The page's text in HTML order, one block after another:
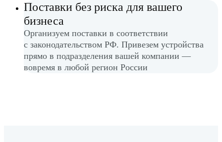
Поставки без риска для вашего
бизнеса
Организуем поставки в соответствии
с законодательством РФ. Привезем устройства
прямо в подразделения вашей компании —
вовремя в любой регион России